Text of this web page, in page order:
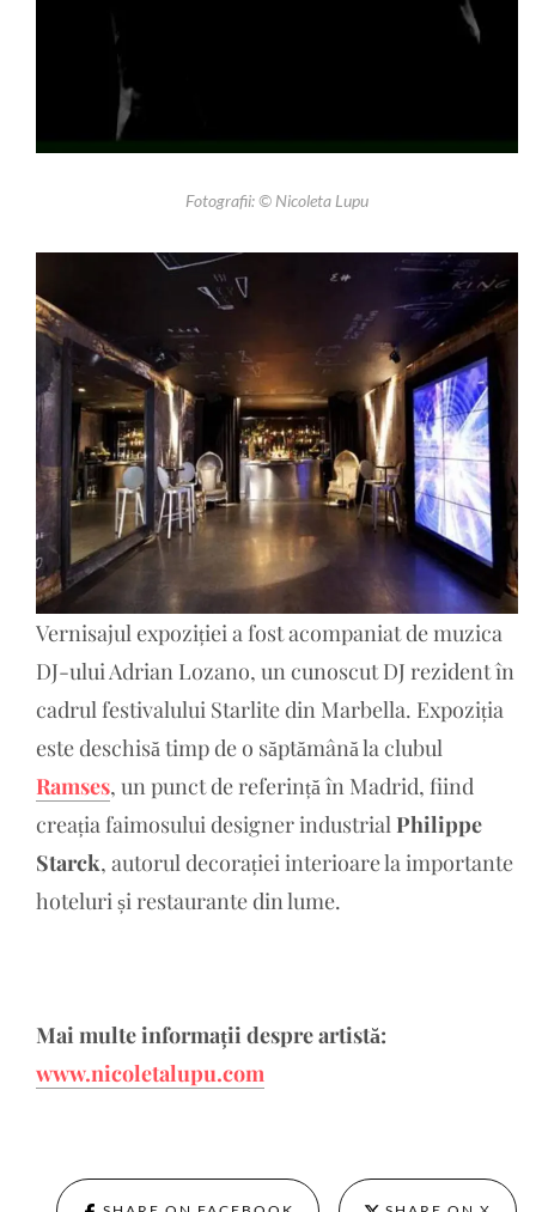
Fotografii: © Nicoleta Lupu
Vernisajul expoziției a fost acompaniat de muzica
DJ-ului Adrian Lozano, un cunoscut DJ rezident în
cadrul festivalului Starlite din Marbella. Expoziția
este deschisă timp de o săptămână la clubul
Ramses, un punct de referință în Madrid, fiind
creația faimosului designer industrialPhilippe
Starck, autorul decorației interioare la importante
hoteluri și restaurante din lume.
Mai multe informații despre artistă:
www.nicoletalupu.com